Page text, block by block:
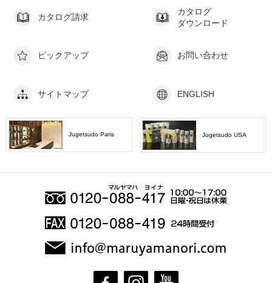
カタログ請求
カタログ
ダウンロード
ピックアップ お問い合わせ
サイトマップ ENGLISH
Jugetsudo Paris Jugetsudo USA